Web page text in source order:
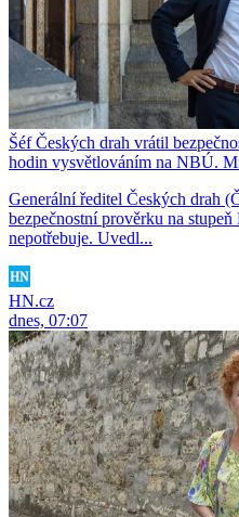
Šéf Českých drah vrátil
hodin vysvětlováním na NBÚ.
Generální ředitel Českých drah
bezpečnostní prověrku na
nepotřebuje. Uvedl...
HN.cz
dnes, 07:07